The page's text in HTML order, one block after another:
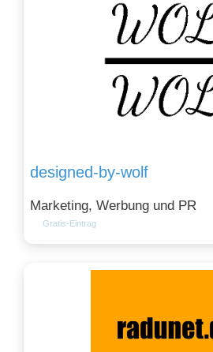
designed-by-wolf
Marketing, Werbung und PR
Gratis-Eintrag